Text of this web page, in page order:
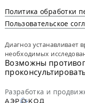
Политика обработки
Пользовательское
Диагноз устанавливает
необходимых
Возможны
Разработка и